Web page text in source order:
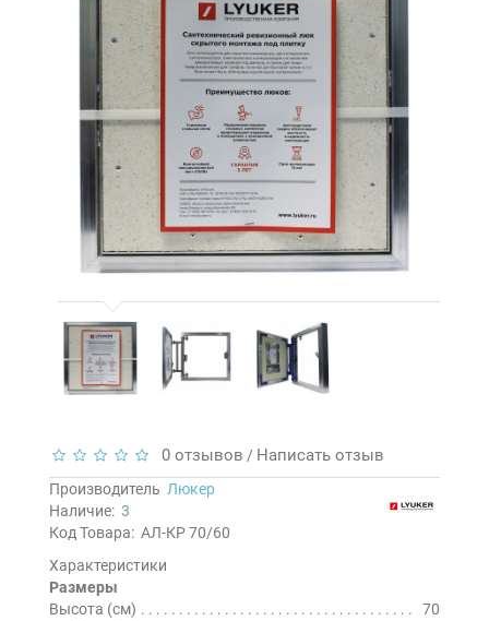
0 отзывов / Написать отзыв
Производитель Люкер
Наличие: 3
Код Товара: АЛ-КР 70/60
Характеристики
Размеры
Высота (см)
70